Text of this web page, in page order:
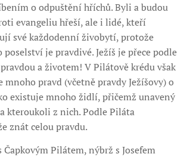
o odpuštění hříchů. Byli a budou
evangeliu hřeší, ale i lidé, kteří
své každodenní živobytí, protože
poselství je pravdivé. Ježíš je přece podle
a životem! V Pilátově krédu však
mnoho pravd (včetně pravdy Ježíšovy) o
existuje mnoho židlí, přičemž unavený
kteroukoli z nich. Podle Piláta
znát celou pravdu.
Pilátem, nýbrž s Josefem